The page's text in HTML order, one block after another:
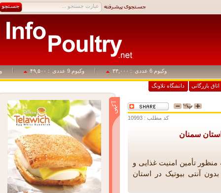
وکیوم 6 عددی : ۳۳,۰۰۰ وکیوم 9 عددی : ۴۹,۵۰۰ وکیوم
بازرگانی دانشگاه تلاونگ
کد مطلب : 10993
سمنان
تأمین امنیت غذایی و
آنتی بیوتیک در استان